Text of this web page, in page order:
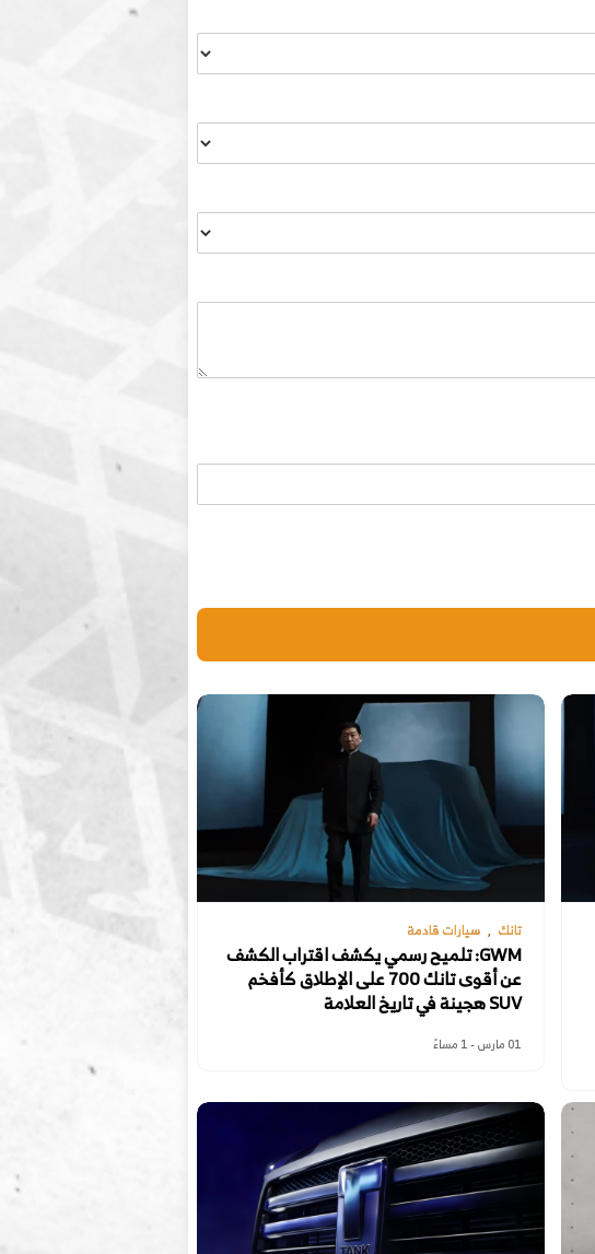
تانك سيارات قادمة
GWM: تلميح رسمي يكشف اقتراب الكشف
عن أقوى تانك 700 على الإطلاق كأفخم
SUV هجينة في تاريخ العلامة
01 مارس - 1 مساءً